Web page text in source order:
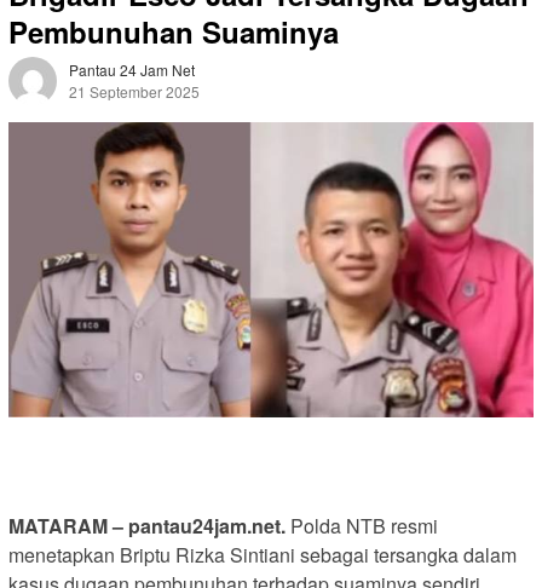
Pembunuhan Suaminya
Pantau 24 Jam Net
21 September 2025
MATARAM – pantau24jam.net. Polda NTB resmi
menetapkan Briptu Rizka Sintiani sebagai tersangka dalam